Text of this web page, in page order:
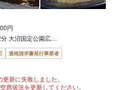
円
大沼国定公園広…
適格請求書発行事業者
新に失敗しました。
席状況を更新してください。